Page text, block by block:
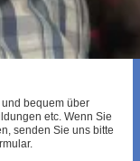
bequem über
etc. Wenn Sie
senden Sie uns bitte